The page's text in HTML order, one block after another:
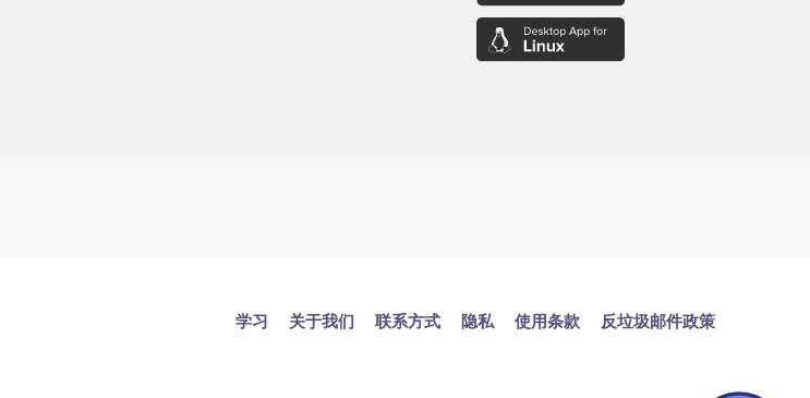
学习 关于我们 联系方式 隐私 使用条款 反垃圾邮件政策